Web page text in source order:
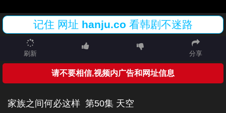
记住 网址 hanju.co 看韩剧不迷路
刷新 分享
请不要相信,视频内广告和网址信息
家族之间何必这样 第50集 天空